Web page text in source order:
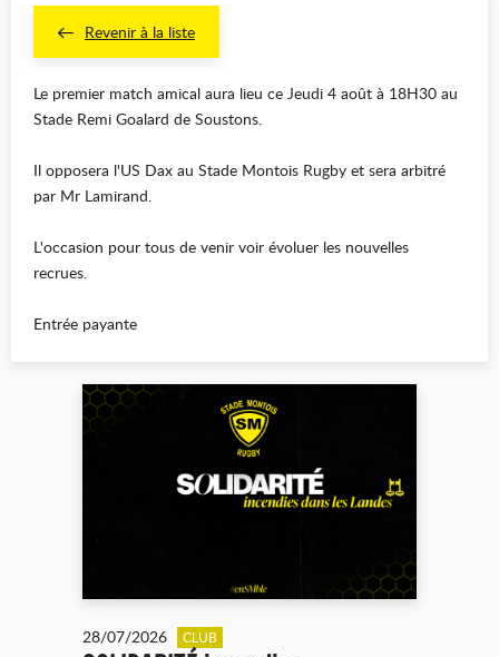
Revenir à la liste
Le premier match amical aura lieu ce Jeudi 4 août à 18H30 au
Stade Remi Goalard de Soustons.
Il opposera l'US Dax au Stade Montois Rugby et sera arbitré
par Mr Lamirand.
L'occasion pour tous de venir voir évoluer les nouvelles
recrues.
Entrée payante
28/07/2026 CLUB